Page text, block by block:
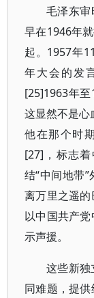
毛泽东审
早在1946年
起。1957年
年大会的发
[25]1963年
这显然不是心
他在那个时
[27]，标志
结“中间地带
离万里之遥
以中国共产
示声援。
这些新
同难题，提